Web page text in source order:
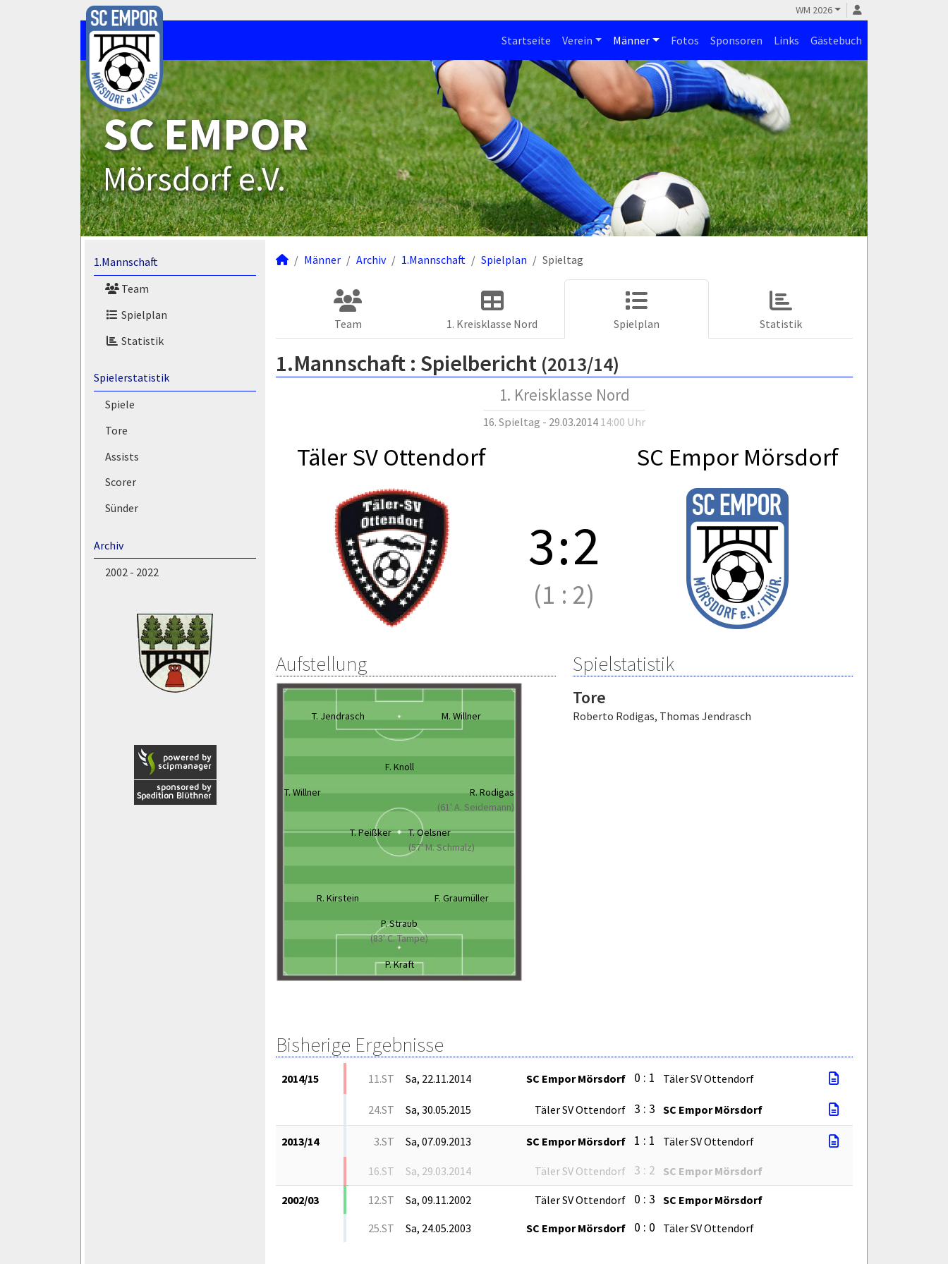
WM 2026
Startseite Verein Männer Fotos Sponsoren Links Gästebuch
SC EMPOR
Mörsdorf e.V.
1.Mannschaft
Team
Spielplan
Statistik
Spielerstatistik
Spiele
Tore
Assists
Scorer
Sünder
Archiv
2002 - 2022
Männer Archiv 1.Mannschaft Spielplan Spieltag
Team 1. Kreisklasse Nord Spielplan Statistik
1.Mannschaft : Spielbericht (2013/14)
1. Kreisklasse Nord
16. Spieltag - 29.03.2014 14:00 Uhr
Täler SV Ottendorf SC Empor Mörsdorf
3:2
(1 : 2)
Aufstellung
T. Jendrasch M. Willner
F. Knoll
T. Willner
R. Rodigas
(61' A. Seidemann)
T. Peißker
T. Oelsner
(57' M. Schmalz)
R. Kirstein
F. Graumüller
P. Straub
(83' C. Tampe)
P. Kraft
Spielstatistik
Tore
Roberto Rodigas, Thomas Jendrasch
Bisherige Ergebnisse
2014/15 11.ST Sa, 22.11.2014 SC Empor Mörsdorf 0 : 1 Täler SV Ottendorf
24.ST Sa, 30.05.2015 Täler SV Ottendorf 3 : 3 SC Empor Mörsdorf
2013/14 3.ST Sa, 07.09.2013 SC Empor Mörsdorf 1 : 1 Täler SV Ottendorf
16.ST Sa, 29.03.2014 Täler SV Ottendorf 3 : 2 SC Empor Mörsdorf
2002/03 12.ST Sa, 09.11.2002 Täler SV Ottendorf 0 : 3 SC Empor Mörsdorf
25.ST
Sa, 24.05.2003 SC Empor Mörsdorf 0 : 0 Täler SV Ottendorf